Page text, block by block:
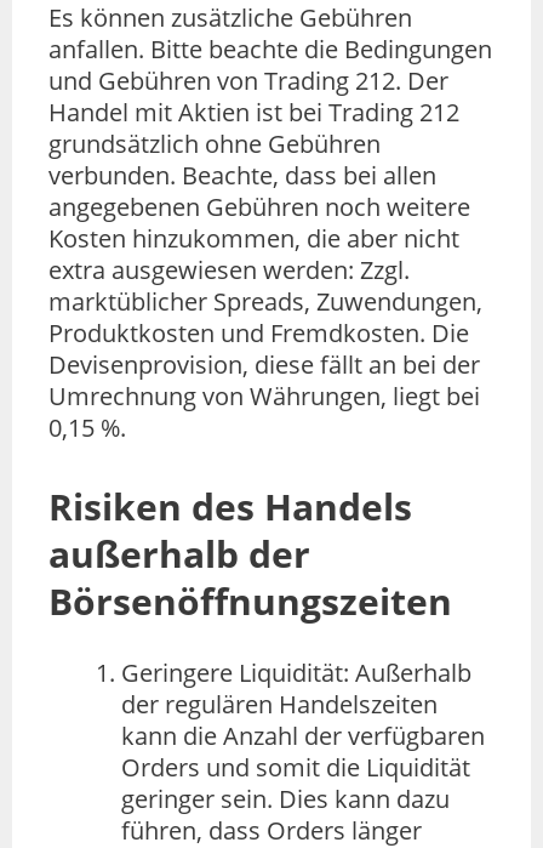
Es können zusätzliche Gebühren
anfallen. Bitte beachte die Bedingungen
und Gebühren von Trading 212. Der
Handel mit Aktien ist bei Trading 212
grundsätzlich ohne Gebühren
verbunden. Beachte, dass bei allen
angegebenen Gebühren noch weitere
Kosten hinzukommen, die aber nicht
extra ausgewiesen werden: Zzgl.
marktüblicher Spreads, Zuwendungen,
Produktkosten und Fremdkosten. Die
Devisenprovision, diese fällt an bei der
Umrechnung von Währungen, liegt bei
0,15 %.
Risiken des Handels
außerhalb der
Börsenöffnungszeiten
Geringere Liquidität: Außerhalb
der regulären Handelszeiten
kann die Anzahl der verfügbaren
Orders und somit die Liquidität
geringer sein. Dies kann dazu
führen, dass Orders länger